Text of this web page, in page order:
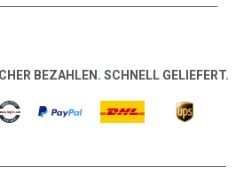
BEZAHLEN. SCHNELL GELIEFERT.